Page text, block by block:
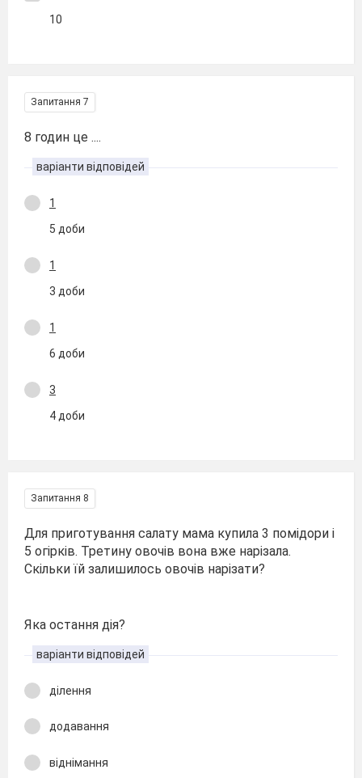
10
Запитання 7
8 годин це ....
варіанти відповідей
1
5 доби
1
3 доби
1
6 доби
3
4 доби
Запитання 8
Для приготування салату мама купила 3 помідори і
5 огірків. Третину овочів вона вже нарізала.
Скільки їй залишилось овочів нарізати?
Яка остання дія?
варіанти відповідей
ділення
додавання
віднімання